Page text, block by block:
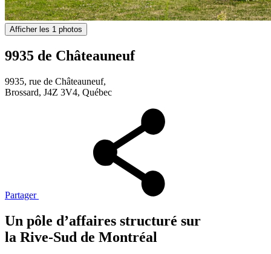
Afficher les 1 photos
9935 de Châteauneuf
9935, rue de Châteauneuf,
Brossard, J4Z 3V4, Québec
Partager
Un pôle d’affaires structuré sur
la Rive-Sud de Montréal